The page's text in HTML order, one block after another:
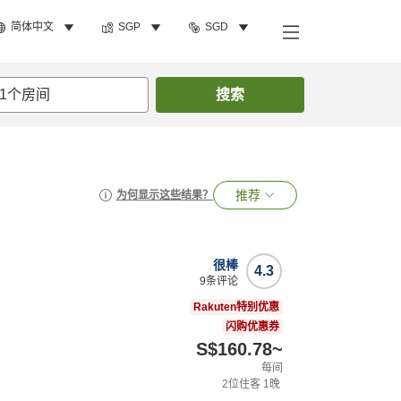
简体中文 SGP SGD
1个房间 搜索
为何显示这些结果？ 推荐
4.3
很棒
9条评论
Rakuten特别优惠
闪购优惠券
S$160.78~
每间
2位住客 1晚